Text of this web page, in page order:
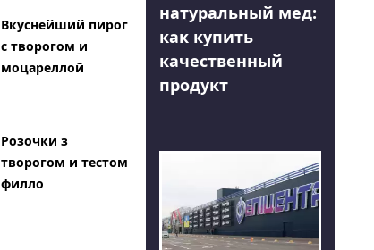
Вкуснейший пирог
с творогом и
моцареллой
Розочки з
творогом и тестом
филло
натуральный мед:
как купить
качественный
продукт